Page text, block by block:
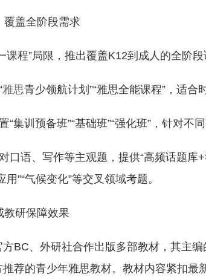
覆盖全阶段需求
课程”局限，推出覆盖K12到成人的全阶段
雅思青少领航计划”“雅思全能课程”，适合
“集训预备班”“基础班”“强化班”，针对不
口语、写作等主观题，提供“高频话题库
”“气候变化”等交叉领域考题。
教研保障效果
BC、外研社合作出版多部教材，其主
荐的青少年雅思教材。教材内容紧扣最